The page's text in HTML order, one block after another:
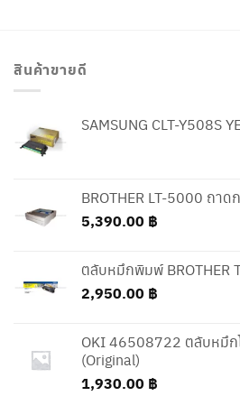
สินค้าขายดี
SAMSUNG CLT-Y508S
BROTHER LT-5000 ถาด
5,390.00 ฿
ตลับหมึกพิมพ์ BROTHER
2,950.00 ฿
OKI 46508722 ตลับหมึก
(Original)
1,930.00 ฿